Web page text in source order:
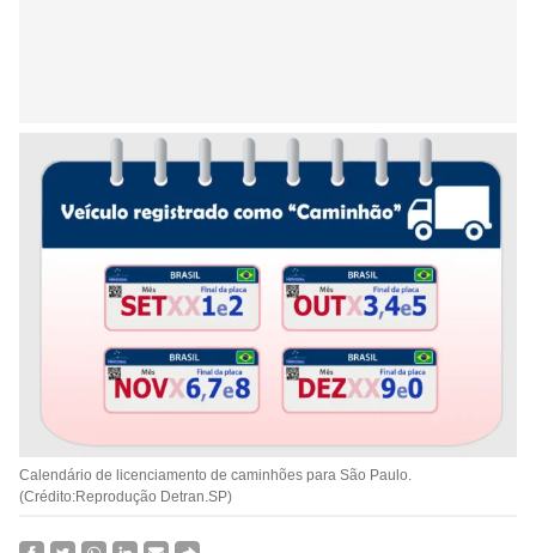
Calendário de licenciamento de caminhões para São Paulo.
(Crédito:Reprodução Detran.SP)